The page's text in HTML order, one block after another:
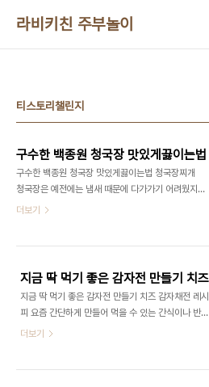
라비키친 주부놀이
티스토리챌린지
구수한 백종원 청국장 맛있게끓이는법 청국장찌개
청국장은 예전에는 냄새 때문에 다가가기 어려웠지
만, 나이가 들면서 점점 그 구수한 맛에 중독되고 말
레시피로 청국장찌개를 끓여봤어요. 간단한 재료로
맛있게 만들어졌답니다. 칼칼하면서도 구수한 맛, 함
께 해볼까요? ​#백종원청국장맛있게끓이는법 #청국
장맛있게끓이는법 #청국장 #백종원청국장찌개 #청
국장찌개 #두부청국장맛있게끓이는법 #청국장찌개
볼게요. 어렵지 않고 집에서 쉽게 구할 수 있는 재료
더보기
지금 딱 먹기 좋은 감자전 만들기 치즈 감자채전 레시
피 요즘 간단하게 만들어 먹을 수 있는 간식이나 반찬
을 찾는 분들이 많으실 거예요. 특히 가족들과 함
더보기